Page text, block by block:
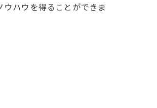
ハウを得ることができま